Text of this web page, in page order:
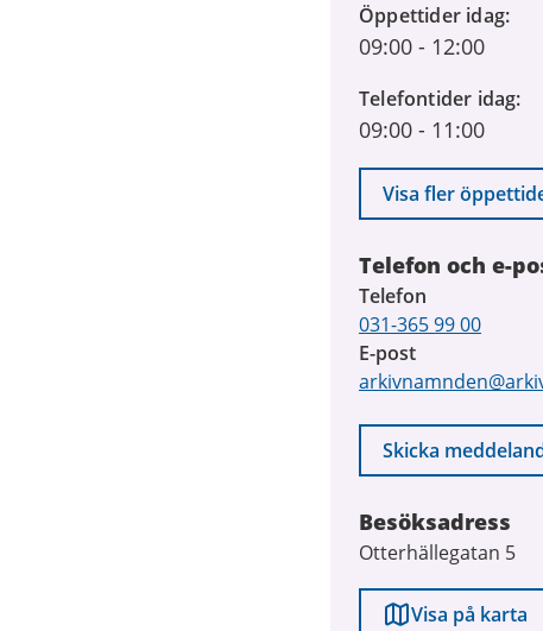
till
7
2026
Öppettider idag
09:00 - 12:00
Telefontider idag
09:00 - 11:00
Visa fler
Telefon och e-
Telefon
031-365 99 00
E-post
Skicka
Besöksadress
Otterhällegatan 5
Visa på karta